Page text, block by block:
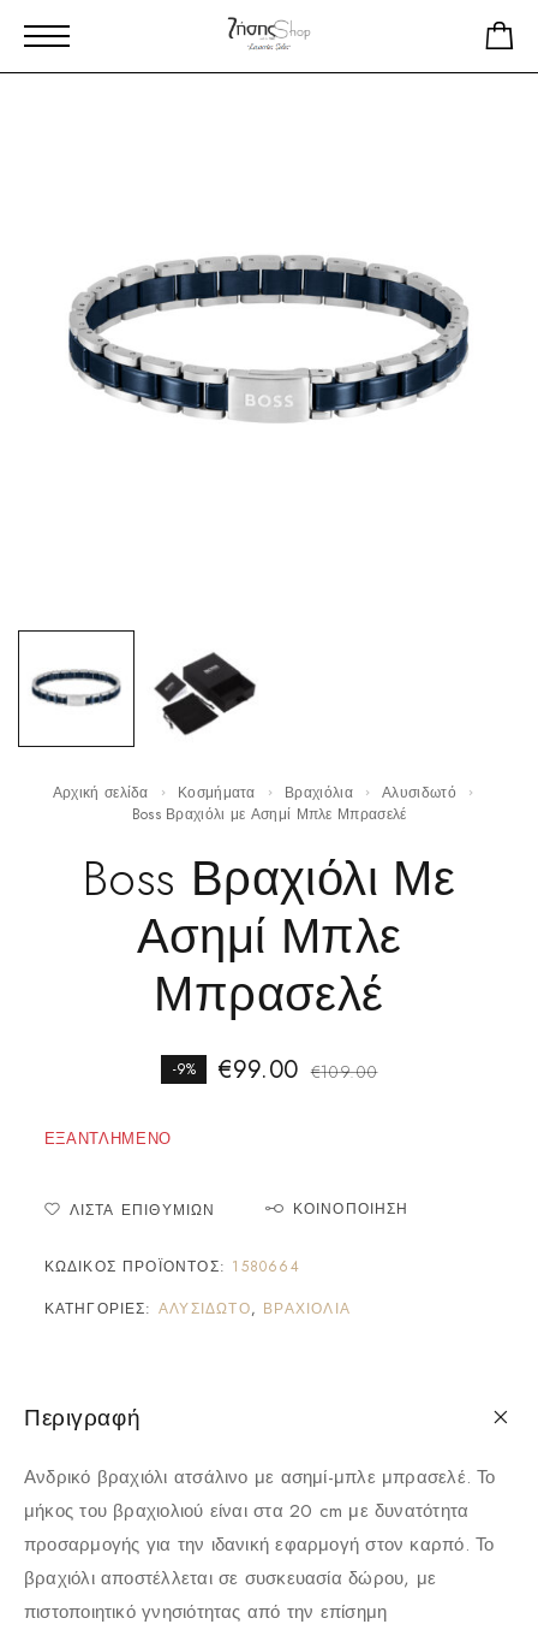
Αρχική σελίδα Κοσμήματα Βραχιόλια
Αλυσιδωτό
Boss Βραχιόλι με Ασημί Μπλε Μπρασελέ
Boss Βραχιόλι Με
Ασημί Μπλε
Μπρασελέ
-9% €109.00
€99.00
ΕΞΑΝΤΛΗΜΈΝΟ
ΛΊΣΤΑ ΕΠΙΘΥΜΙΏΝ ΚΟΙΝΟΠΟΊΗΣΗ
ΚΩΔΙΚΌΣ ΠΡΟΪΌΝΤΟΣ: 1580664
ΚΑΤΗΓΟΡΊΕΣ: ΑΛΥΣΙΔΩΤΌ, ΒΡΑΧΙΌΛΙΑ
Περιγραφή
Ανδρικό βραχιόλι ατσάλινο με ασημί-μπλε μπρασελέ. Το
μήκος του βραχιολιού είναι στα 20 cm με δυνατότητα
προσαρμογής για την ιδανική εφαρμογή στον καρπό. Το
βραχιόλι αποστέλλεται σε συσκευασία δώρου, με
πιστοποιητικό γνησιότητας από την επίσημη